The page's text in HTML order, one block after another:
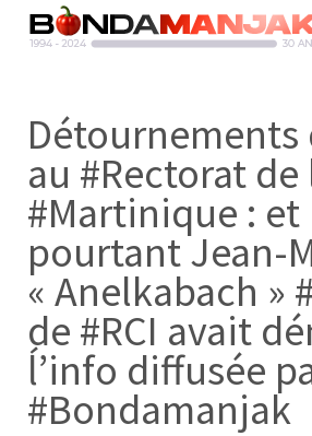
Détournements
au #Rectorat de
#Martinique : et
pourtant Jean-
« Anelkabach »
de #RCI avait
ĺ’info diffusée
#Bondamanjak